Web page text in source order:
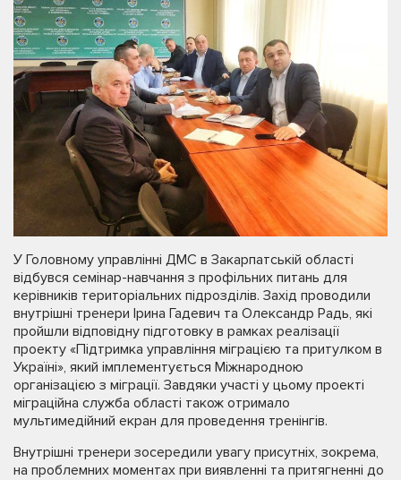
У Головному управлінні ДМС в Закарпатській області
відбувся семінар-навчання з профільних питань для
керівників територіальних підрозділів. Захід проводили
внутрішні тренери Ірина Гадевич та Олександр Радь, які
пройшли відповідну підготовку в рамках реалізації
проекту «Підтримка управління міграцією та притулком в
Україні», який імплементується Міжнародною
організацією з міграції. Завдяки участі у цьому проекті
міграційна служба області також отримало
мультимедійний екран для проведення тренінгів.
Внутрішні тренери зосередили увагу присутніх, зокрема,
на проблемних моментах при виявленні та притягненні до